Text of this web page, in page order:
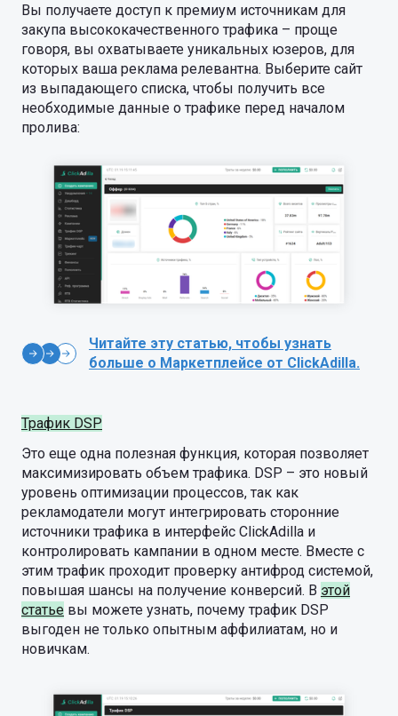
Вы получаете доступ к премиум источникам для
закупа высококачественного трафика – проще
говоря, вы охватываете уникальных юзеров, для
которых ваша реклама релевантна. Выберите сайт
из выпадающего списка, чтобы получить все
необходимые данные о трафике перед началом
пролива:
Читайте эту статью, чтобы узнать
больше о Маркетплейсе от ClickAdilla.
Трафик DSP
Это еще одна полезная функция, которая позволяет
максимизировать объем трафика. DSP – это новый
уровень оптимизации процессов, так как
рекламодатели могут интегрировать сторонние
источники трафика в интерфейс ClickAdilla и
контролировать кампании в одном месте. Вместе с
этим трафик проходит проверку антифрод системой,
повышая шансы на получение конверсий. В этой
статье вы можете узнать, почему трафик DSP
выгоден не только опытным аффилиатам, но и
новичкам.